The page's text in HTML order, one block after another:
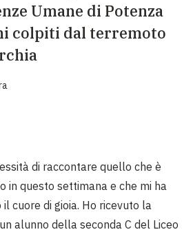
Umane di Potenza
colpiti dal terremoto
di raccontare quello che è
in questo settimana e che mi ha
il cuore di gioia. Ho ricevuto la
alunno della seconda C del Liceo